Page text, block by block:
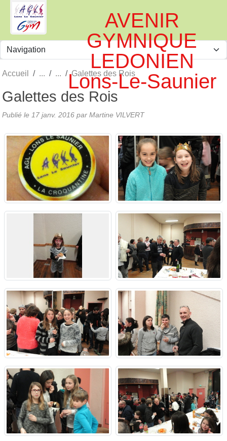
AVENIR
GYMNIQUE
LEDONIEN
Lons-Le-Saunier
Accueil Galettes des Rois
Galettes des Rois
Publié le 17 janv. 2016 par Martine VILVERT
Panneau de gestion des cookies